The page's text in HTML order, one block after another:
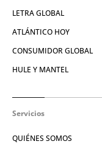
LETRA GLOBAL
ATLÁNTICO HOY
CONSUMIDOR GLOBAL
HULE Y MANTEL
Servicios
QUIÉNES SOMOS